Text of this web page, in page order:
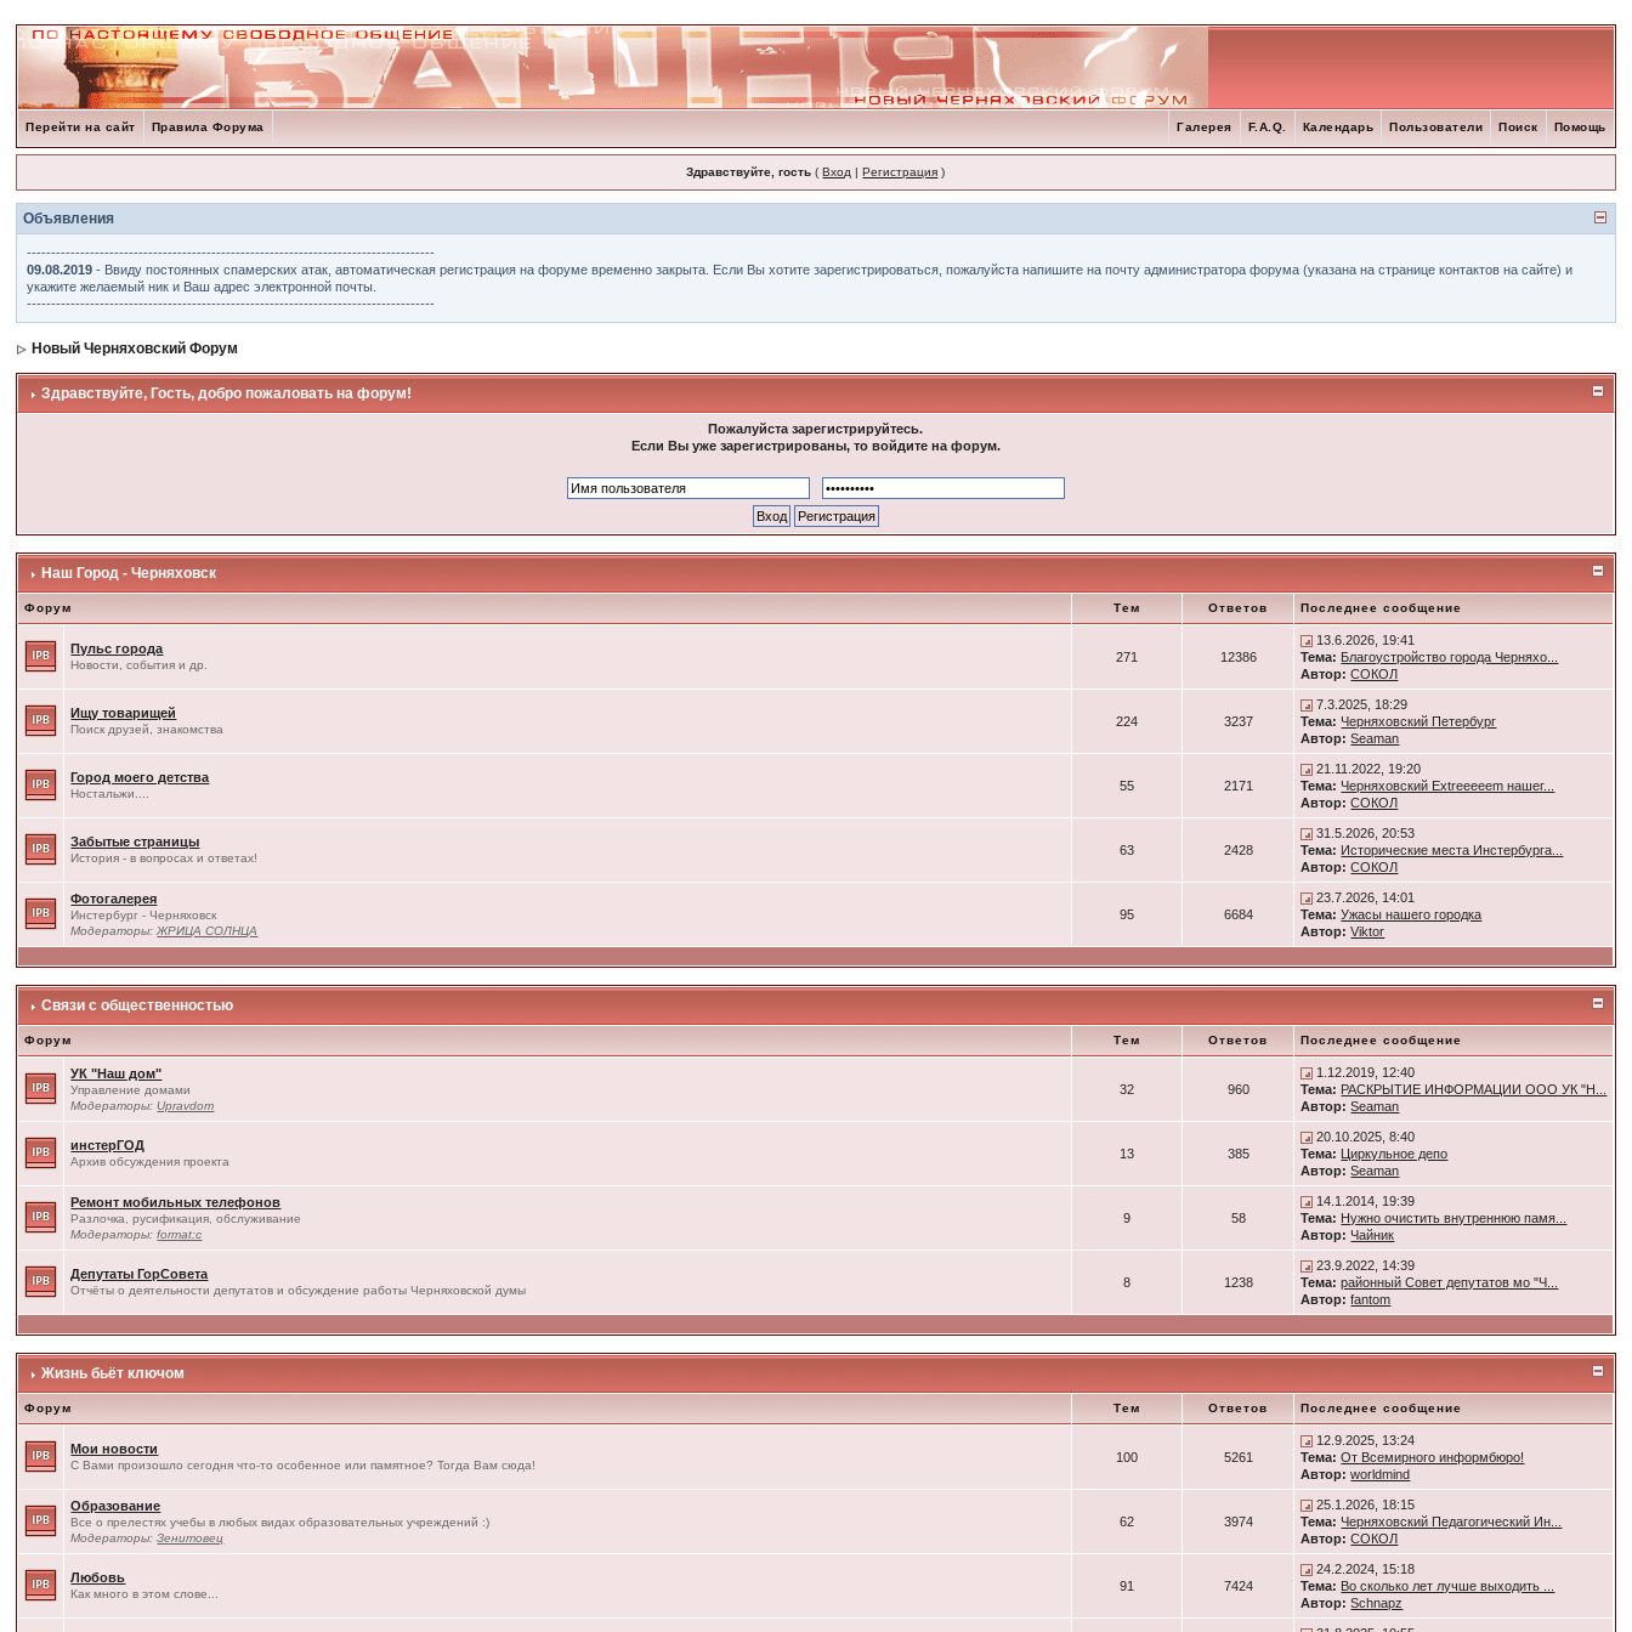
Перейти на сайт Правила Форума Помощь
Поиск
Пользователи
Календарь
F.A.Q.
Галерея
Здравствуйте, гость (Вход |Регистрация )
Объявления
------------------------------------------------------------------------------------
09.08.2019 - Ввиду постоянных спамерских атак, автоматическая регистрация на форуме временно закрыта. Если Вы хотите зарегистрироваться, пожалуйста напишите на почту администратора форума (указана на странице контактов на сайте) и
укажите желаемый ник и Ваш адрес электронной почты.
------------------------------------------------------------------------------------
Новый Черняховский Форум
Здравствуйте, Гость, добро пожаловать на форум!
Пожалуйста зарегистрируйтесь.
Если Вы уже зарегистрированы, то войдите на форум.
Наш Город - Черняховск
Форум Тем Ответов Последнее сообщение
Пульс города
Новости, события и др.
271 12386
13.6.2026, 19:41
Тема: Благоустройство города Черняхо...
Автор: СОКОЛ
Ищу товарищей
Поиск друзей, знакомства
224 3237
7.3.2025, 18:29
Тема: Черняховский Петербург
Автор: Seaman
Город моего детства
Ностальжи....
55 2171
21.11.2022, 19:20
Тема: Черняховский Extreeeeem нашег...
Автор: СОКОЛ
Забытые страницы
История - в вопросах и ответах!
63 2428
31.5.2026, 20:53
Тема: Исторические места Инстербурга...
Автор: СОКОЛ
Фотогалерея
Инстербург - Черняховск
Модераторы:ЖРИЦА СОЛНЦА
95 6684
23.7.2026, 14:01
Тема: Ужасы нашего городка
Автор: Viktor
Связи с общественностью
Форум Тем Ответов Последнее сообщение
УК "Наш дом"
Управление домами
Модераторы:Upravdom
32 960
1.12.2019, 12:40
Тема: РАСКРЫТИЕ ИНФОРМАЦИИ ООО УК "Н...
Автор: Seaman
инстерГОД
Архив обсуждения проекта
13 385
20.10.2025, 8:40
Тема: Циркульное депо
Автор: Seaman
Ремонт мобильных телефонов
Разлочка, русификация, обслуживание
Модераторы:format:c
9 58
14.1.2014, 19:39
Тема: Нужно очистить внутреннюю памя...
Автор: Чайник
Депутаты ГорСовета
Отчёты о деятельности депутатов и обсуждение работы Черняховской думы
8 1238
23.9.2022, 14:39
Тема: районный Совет депутатов мо "Ч...
Автор: fantom
Жизнь бьёт ключом
Форум Тем Ответов Последнее сообщение
Мои новости
С Вами произошло сегодня что-то особенное или памятное? Тогда Вам сюда!
100 5261
12.9.2025, 13:24
Тема: От Всемирного информбюро!
Автор: worldmind
Образование
Все о прелестях учебы в любых видах образовательных учреждений :)
Модераторы:Зенитовец
62 3974
25.1.2026, 18:15
Тема: Черняховский Педагогический Ин...
Автор: СОКОЛ
Любовь
Как много в этом слове...
91 7424
24.2.2024, 15:18
Тема: Во сколько лет лучше выходить ...
Автор: Schnapz